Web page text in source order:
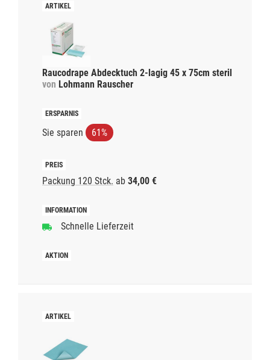
Raucodrape Abdecktuch 2-lagig 45 x 75cm steril
von Lohmann Rauscher
Sie sparen 61%
Packung 120 Stck. ab 34,00 €
Schnelle Lieferzeit